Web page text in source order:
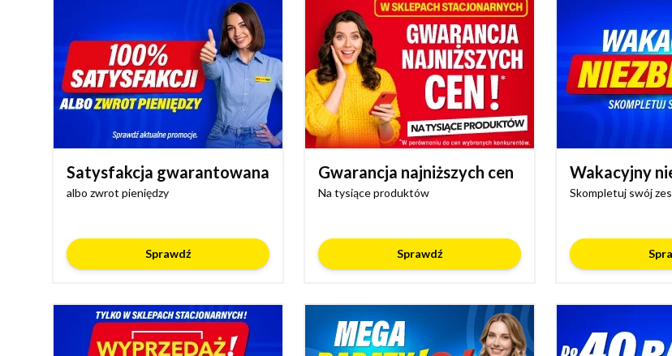
Satysfakcja gwarantowana
albo zwrot pieniędzy
Sprawdź
Gwarancja najniższych cen
Na tysiące produktów
Sprawdź
Wakacyjny
Skompletuj swój